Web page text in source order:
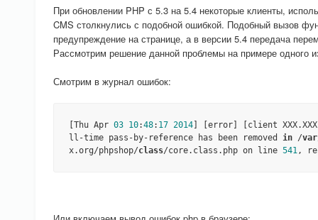
При обновлении PHP с 5.3 на 5.4 некоторые клиенты,
CMS столкнулись с подобной ошибкой. Подобный вызов
предупреждение на странице, а в версии 5.4 передача
Рассмотрим решение данной проблемы на примере одного
Смотрим в журнал ошибок:
[Thu Apr 03 10:48: 17 2014 ] [error] [client
ll-time pass-by-reference has been removed in /var
x.org/phpshop/class/core.class.php on line 541,